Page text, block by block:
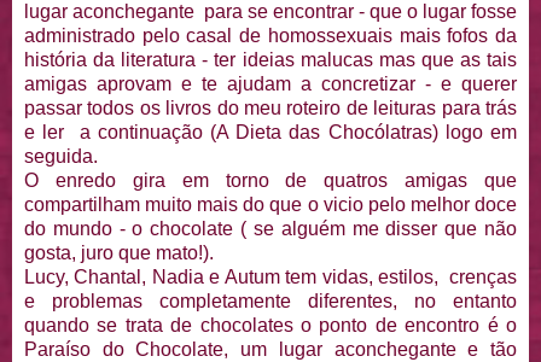
lugar aconchegante para se encontrar - que o lugar fosse
administrado pelo casal de homossexuais mais fofos da
história da literatura - ter ideias malucas mas que as tais
amigas aprovam e te ajudam a concretizar - e querer
passar todos os livros do meu roteiro de leituras para trás
e ler a continuação (A Dieta das Chocólatras) logo em
seguida.
O enredo gira em torno de quatros amigas que
compartilham muito mais do que o vicio pelo melhor doce
do mundo - o chocolate ( se alguém me disser que não
gosta, juro que mato!).
Lucy, Chantal, Nadia e Autum tem vidas, estilos, crenças
e problemas completamente diferentes, no entanto
quando se trata de chocolates o ponto de encontro é o
Paraíso do Chocolate, um lugar aconchegante e tão